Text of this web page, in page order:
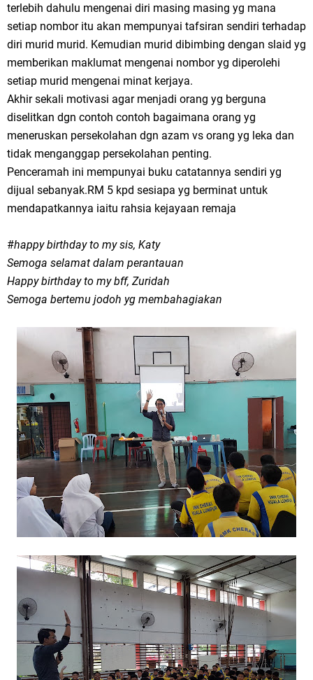
terlebih dahulu mengenai diri masing masing yg mana
setiap nombor itu akan mempunyai tafsiran sendiri terhadap
diri murid murid. Kemudian murid dibimbing dengan slaid yg
memberikan maklumat mengenai nombor yg diperolehi
setiap murid mengenai minat kerjaya.
Akhir sekali motivasi agar menjadi orang yg berguna
diselitkan dgn contoh contoh bagaimana orang yg
meneruskan persekolahan dgn azam vs orang yg leka dan
tidak menganggap persekolahan penting.
Penceramah ini mempunyai buku catatannya sendiri yg
dijual sebanyak.RM 5 kpd sesiapa yg berminat untuk
mendapatkannya iaitu rahsia kejayaan remaja
#happy birthday to my sis, Katy
Semoga selamat dalam perantauan
Happy birthday to my bff, Zuridah
Semoga bertemu jodoh yg membahagiakan